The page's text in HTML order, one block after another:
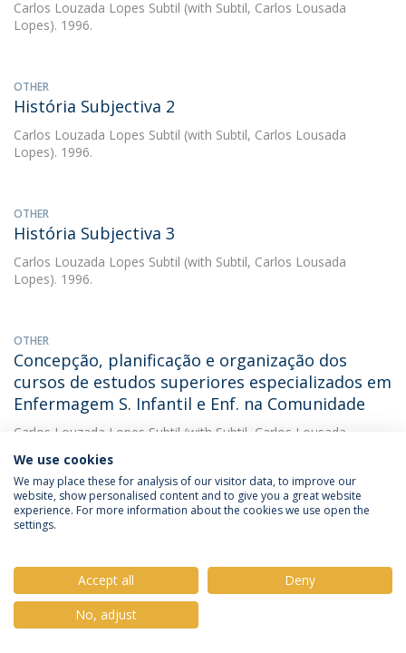
Carlos Louzada Lopes Subtil (with Subtil, Carlos Lousada
Lopes). 1996.
OTHER
História Subjectiva 2
Carlos Louzada Lopes Subtil (with Subtil, Carlos Lousada
Lopes). 1996.
OTHER
História Subjectiva 3
Carlos Louzada Lopes Subtil (with Subtil, Carlos Lousada
Lopes). 1996.
OTHER
Concepção, planificação e organização dos
cursos de estudos superiores especializados em
Enfermagem S. Infantil e Enf. na Comunidade
Carlos Louzada Lopes Subtil (with Subtil, Carlos Lousada
PAPER
Formação contínua de Enfermeiros em contexto
Carlos Louzada Lopes Subtil
(with Subtil, Carlos Lousada
Lopes). 1995. Inovação
We use cookies
We may place these for analysis of our visitor data, to improve our
website, show personalised content and to give you a great website
experience. For more information about the cookies we use open the
settings.
Accept all
Deny
No, adjust